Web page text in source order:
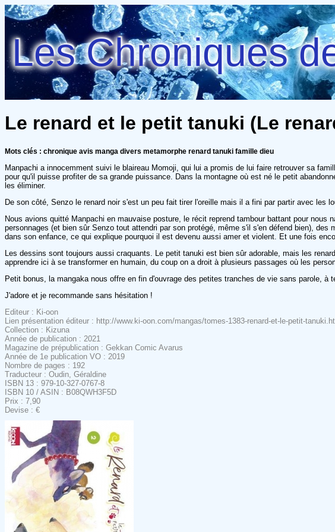
Les Chroniques
Le renard et le petit tanuki (Le
Mots clés : chronique avis manga divers metamorphe renard tanuki famille dieu
Manpachi a innocemment suivi le blaireau Momoji, qui lui a promis de lui faire retrouver sa
pour qu'il puisse profiter de sa grande puissance. Dans la montagne où est né le petit
les éliminer.
De son côté, Senzo le renard noir s'est un peu fait tirer l'oreille mais il a fini par partir avec les
Nous avions quitté Manpachi en mauvaise posture, le récit reprend tambour battant pour
personnages (et bien sûr Senzo tout attendri par son protégé, même s'il s'en défend bien),
dans son enfance, ce qui explique pourquoi il est devenu aussi amer et violent. Et une fois
Les dessins sont toujours aussi craquants. Le petit tanuki est bien sûr adorable, mais les
apprendre ici à se transformer en humain, du coup on a droit à plusieurs passages où les
Petit bonus, la mangaka nous offre en fin d'ouvrage des petites tranches de vie sans parole,
J'adore et je recommande sans hésitation !
Editeur : Ki-oon
Lien présentation éditeur : http://www.ki-oon.com/mangas/tomes-1383-renard-et-le-petit-
Collection : Kizuna
Année de publication : 2021
Magazine de prépublication : Gekkan Comic Avarus
Année de 1e publication VO : 2019
Nombre de pages : 192
Traducteur : Oudin, Géraldine
ISBN 13 : 979-10-327-0767-8
ISBN 10 / ASIN : B08QWH3F5D
Prix : 7,90
Devise : €